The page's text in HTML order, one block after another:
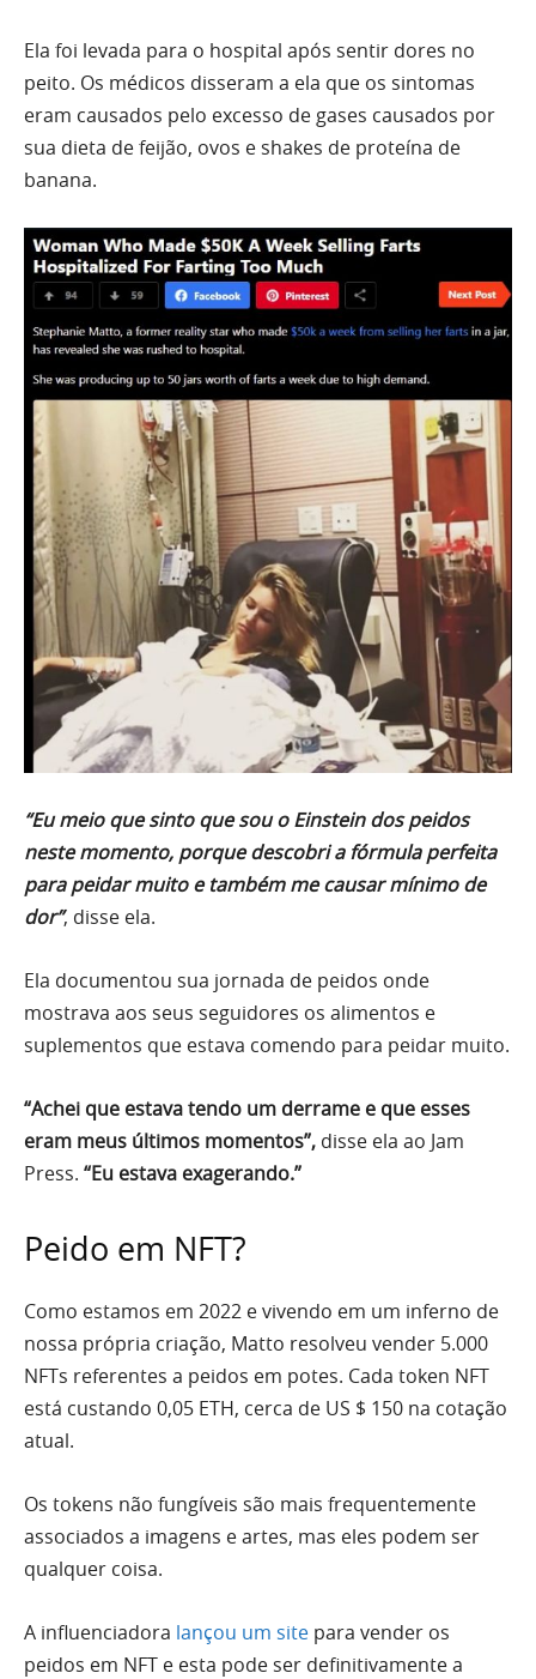
Ela foi levada para o hospital após sentir dores no
peito. Os médicos disseram a ela que os sintomas
eram causados ​​pelo excesso de gases causados por
sua dieta de feijão, ovos e shakes de proteína de
banana.
“Eu meio que sinto que sou o Einstein dos peidos
neste momento, porque descobri a fórmula perfeita
para peidar muito e também me causar mínimo de
dor”, disse ela.
Ela documentou sua jornada de peidos onde
mostrava aos seus seguidores os alimentos e
suplementos que estava comendo para peidar muito.
“Achei que estava tendo um derrame e que esses
eram meus últimos momentos”, disse ela ao Jam
Press. “Eu estava exagerando.”
Peido em NFT?
Como estamos em 2022 e vivendo em um inferno de
nossa própria criação, Matto resolveu vender 5.000
NFTs referentes a peidos em potes. Cada token NFT
está custando 0,05 ETH, cerca de US $ 150 na cotação
atual.
Os tokens não fungíveis são mais frequentemente
associados a imagens e artes, mas eles podem ser
qualquer coisa.
A influenciadora lançou um site para vender os
peidos em NFT e esta pode ser definitivamente a